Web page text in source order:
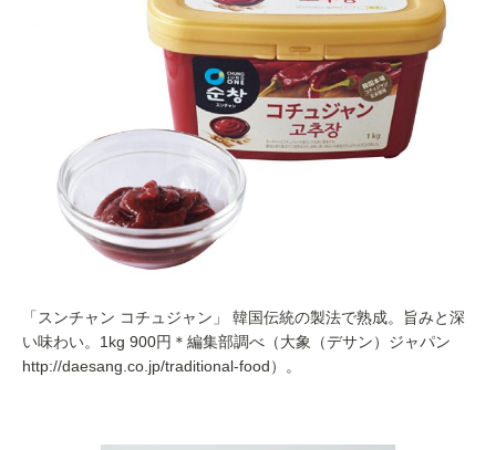
「スンチャン コチュジャン」 韓国伝統の製法で熟成。旨みと深
い味わい。1kg 900円＊編集部調べ（大象（デサン）ジャパン
http://daesang.co.jp/traditional-food）。